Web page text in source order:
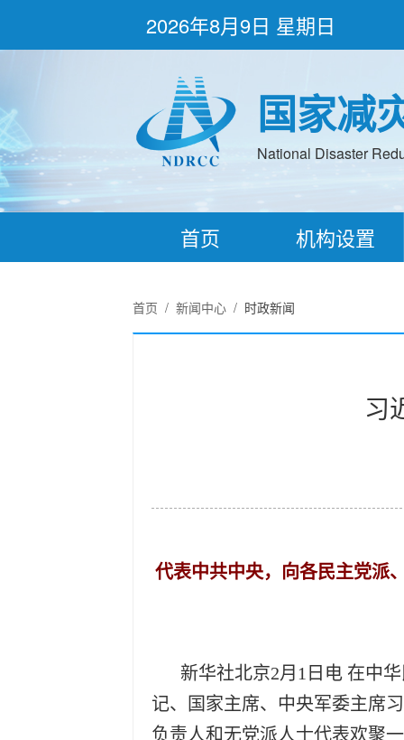
2026年8月9日 星期日
国家减
National Disaster
首页 机构设置
首页 / 新闻中心/ 时政新闻
习
代表中共中央，向各民主党派
新华社北京2月1日电 在中
记、国家主席、中央军委主席
负责人和无党派人士代表欢聚